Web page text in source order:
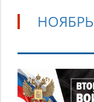
НОЯБРЬ
Ноябрь